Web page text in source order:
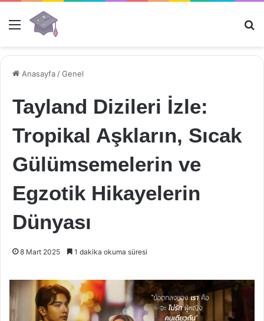
Menü
Anasayfa /Genel
Tayland Dizileri İzle:
Tropikal Aşkların, Sıcak
Gülümsemelerin ve
Egzotik Hikayelerin
Dünyası
8 Mart 2025 1 dakika okuma süresi